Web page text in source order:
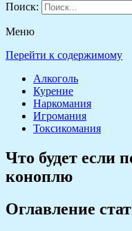
Поиск:
Меню
Перейти к содержимому
Алкоголь
Курение
Наркомания
Игромания
Токсикомания
Что будет если
коноплю
Оглавление